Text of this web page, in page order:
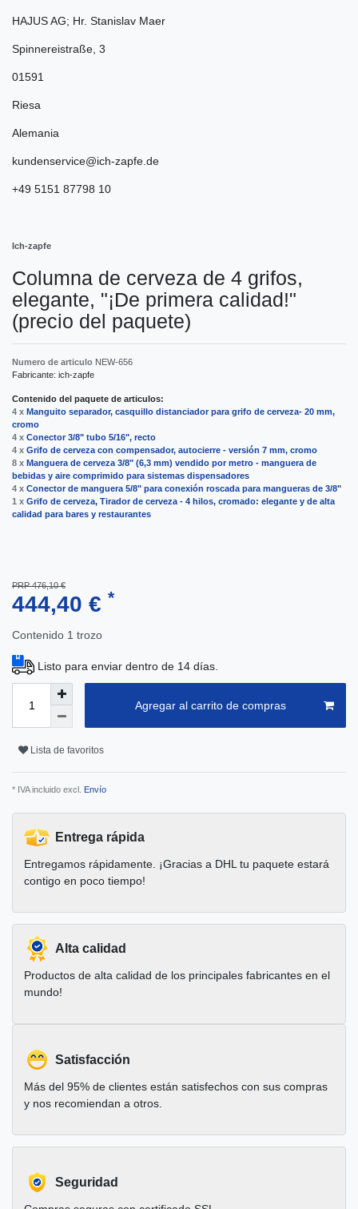
HAJUS AG; Hr. Stanislav Maer
Spinnereistraße 3
01591
Riesa
Alemania
kundenservice@ich-zapfe.de
+49 5151 87798 10
Ich-zapfe
Columna de cerveza de 4 grifos,
elegante, "¡De primera calidad!"
(precio del paquete)
Numero de articulo NEW-656
Fabricante: ich-zapfe
Contenido del paquete de articulos:
4 x Manguito separador, casquillo distanciador para grifo de cerveza- 20 mm,
cromo
4 x Conector 3/8" tubo 5/16", recto
4 x Grifo de cerveza con compensador, autocierre - versión 7 mm, cromo
8 x Manguera de cerveza 3/8" (6,3 mm) vendido por metro - manguera de
bebidas y aire comprimido para sistemas dispensadores
4 x Conector de manguera 5/8" para conexión roscada para mangueras de 3/8"
1 x Grifo de cerveza, Tirador de cerveza - 4 hilos, cromado: elegante y de alta
calidad para bares y restaurantes
PRP 476,10 €
444,40 € *
Contenido 1 trozo
Listo para enviar dentro de 14 días.
Agregar al carrito de compras
Lista de favoritos
* IVA incluido excl. Envío
Entrega rápida
Entregamos rápidamente. ¡Gracias a DHL tu paquete estará
contigo en poco tiempo!
Alta calidad
Productos de alta calidad de los principales fabricantes en el
mundo!
Satisfacción
Más del 95% de clientes están satisfechos con sus compras
y nos recomiendan a otros.
Seguridad